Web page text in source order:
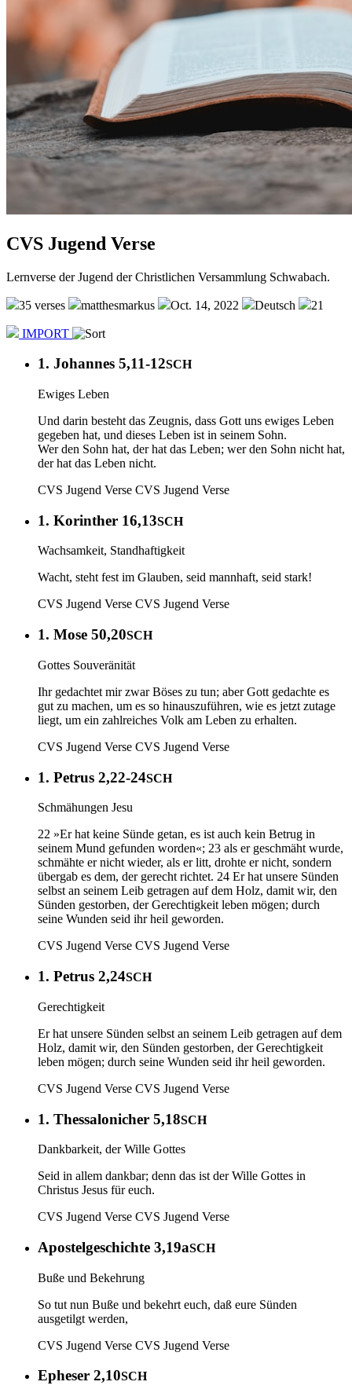
CVS Jugend Verse
Lernverse der Jugend der Christlichen Versammlung Schwabach.
35 verses matthesmarkus Oct. 14, 2022 Deutsch 21
IMPORT
1. Johannes 5,11-12SCH
Ewiges Leben
Und darin besteht das Zeugnis, dass Gott uns ewiges Leben
gegeben hat, und dieses Leben ist in seinem Sohn.
Wer den Sohn hat, der hat das Leben; wer den Sohn nicht hat,
der hat das Leben nicht.
CVS Jugend Verse CVS Jugend Verse
1. Korinther 16,13SCH
Wachsamkeit, Standhaftigkeit
Wacht, steht fest im Glauben, seid mannhaft, seid stark!
CVS Jugend Verse CVS Jugend Verse
1. Mose 50,20SCH
Gottes Souveränität
Ihr gedachtet mir zwar Böses zu tun; aber Gott gedachte es
gut zu machen, um es so hinauszuführen, wie es jetzt zutage
liegt, um ein zahlreiches Volk am Leben zu erhalten.
CVS Jugend Verse CVS Jugend Verse
1. Petrus 2,22-24SCH
Schmähungen Jesu
22 »Er hat keine Sünde getan, es ist auch kein Betrug in
seinem Mund gefunden worden«; 23 als er geschmäht wurde,
schmähte er nicht wieder, als er litt, drohte er nicht, sondern
übergab es dem, der gerecht richtet. 24 Er hat unsere Sünden
selbst an seinem Leib getragen auf dem Holz, damit wir, den
Sünden gestorben, der Gerechtigkeit leben mögen; durch
seine Wunden seid ihr heil geworden.
CVS Jugend Verse CVS Jugend Verse
1. Petrus 2,24SCH
Gerechtigkeit
Er hat unsere Sünden selbst an seinem Leib getragen auf dem
Holz, damit wir, den Sünden gestorben, der Gerechtigkeit
leben mögen; durch seine Wunden seid ihr heil geworden.
CVS Jugend Verse CVS Jugend Verse
1. Thessalonicher 5,18SCH
Dankbarkeit, der Wille Gottes
Seid in allem dankbar; denn das ist der Wille Gottes in
Christus Jesus für euch.
CVS Jugend Verse CVS Jugend Verse
Apostelgeschichte 3,19aSCH
Buße und Bekehrung
So tut nun Buße und bekehrt euch , daß eure Sünden
ausgetilgt werden,
CVS Jugend Verse CVS Jugend Verse
Epheser 2,10SCH